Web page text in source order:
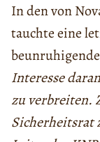
In den von
tauchte eine
Interesse
zu verbreiten.
Sicherheitsrat